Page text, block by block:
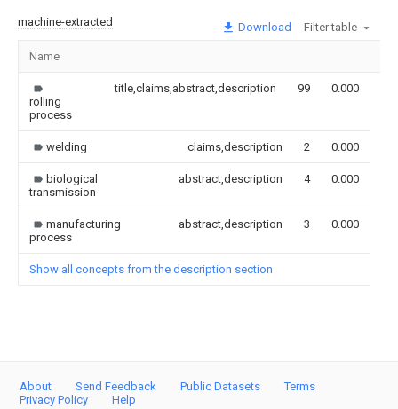
machine-extracted Download Filter table
Name
rolling
process
title,claims,abstract,description 99 0.000
welding claims,description 2 0.000
biological
transmission
abstract,description 4 0.000
manufacturing
process
abstract,description 3 0.000
Show all concepts from the description section
About Send Feedback Public Datasets
Terms
Privacy Policy
Help